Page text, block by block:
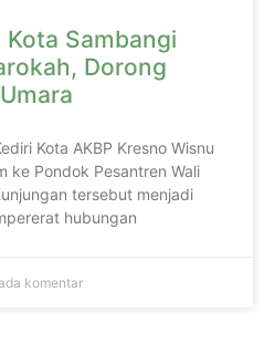
Kota Sambangi
Dorong
Kota AKBP Kresno Wisnu
ke Pondok Pesantren Wali
tersebut menjadi
hubungan
komentar